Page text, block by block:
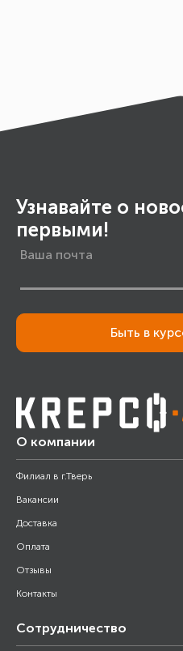
Узнавайте о
первыми!
Быть в
О компании
Филиал в г.Тверь
Вакансии
Доставка
Оплата
Отзывы
Контакты
Сотрудничество